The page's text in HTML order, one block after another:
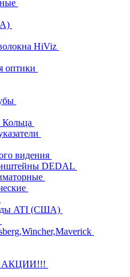
HiViz
оптики
видения
DEDAL
ATI (США)
АКЦИИ!!!